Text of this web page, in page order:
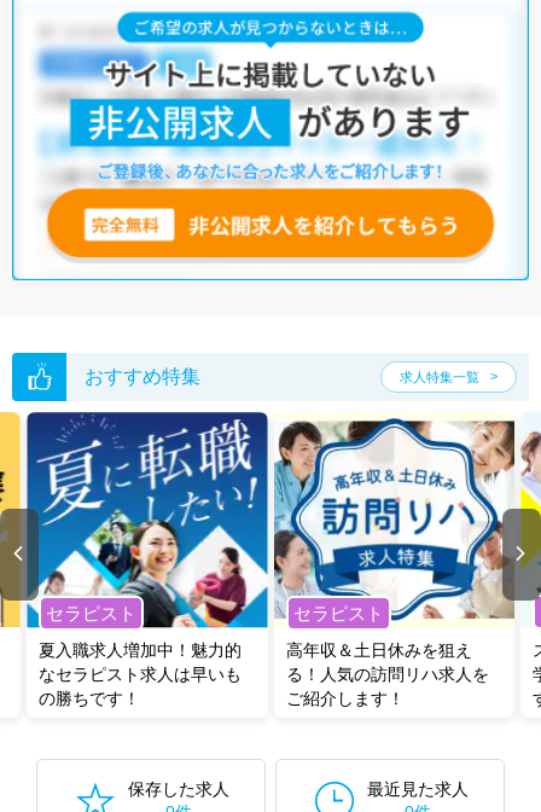
おすすめ特集 求人特集一覧
セラピスト
夏入職求人増加中！魅力的
なセラピスト求人は早いも
の勝ちです！
セラピスト
高年収＆土日休みを狙え
る！人気の訪問リハ求人を
ご紹介します！
保存した求人
最近見た求人